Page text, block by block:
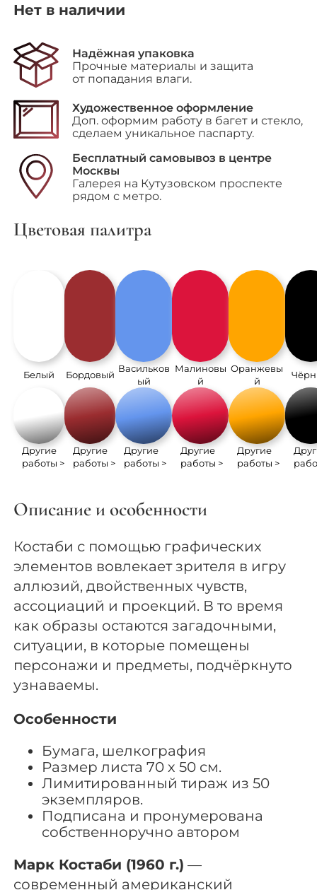
Нет в наличии
Надёжная упаковка
Прочные материалы и защита
от попадания влаги.
Художественное оформление
Доп. оформим работу в багет и стекло,
сделаем уникальное паспарту.
Бесплатный самовывоз в центре
Москвы
Галерея на Кутузовском проспекте
рядом с метро.
Цветовая палитра
Белый
Другие
работы >
Бордовый
Другие
работы >
Васильков
ый
Другие
работы >
Малиновы
й
Другие
работы >
Оранжевы
й
Другие
работы >
Описание и особенности
Костаби с помощью графических
элементов вовлекает зрителя в игру
аллюзий, двойственных чувств,
ассоциаций и проекций. В то время
как образы остаются загадочными,
ситуации, в которые помещены
персонажи и предметы, подчёркнуто
узнаваемы.
Особенности
Бумага, шелкография
Размер листа 70 х 50 см.
Лимитированный тираж из 50
экземпляров.
Подписана и пронумерована
собственноручно автором
Марк Костаби (1960 г.) —
современный американский